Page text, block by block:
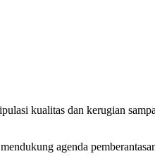
kualitas dan kerugian
agenda